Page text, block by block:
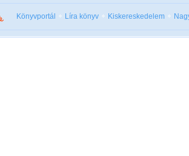
Könyvportál Líra könyv Kiskereskedelem